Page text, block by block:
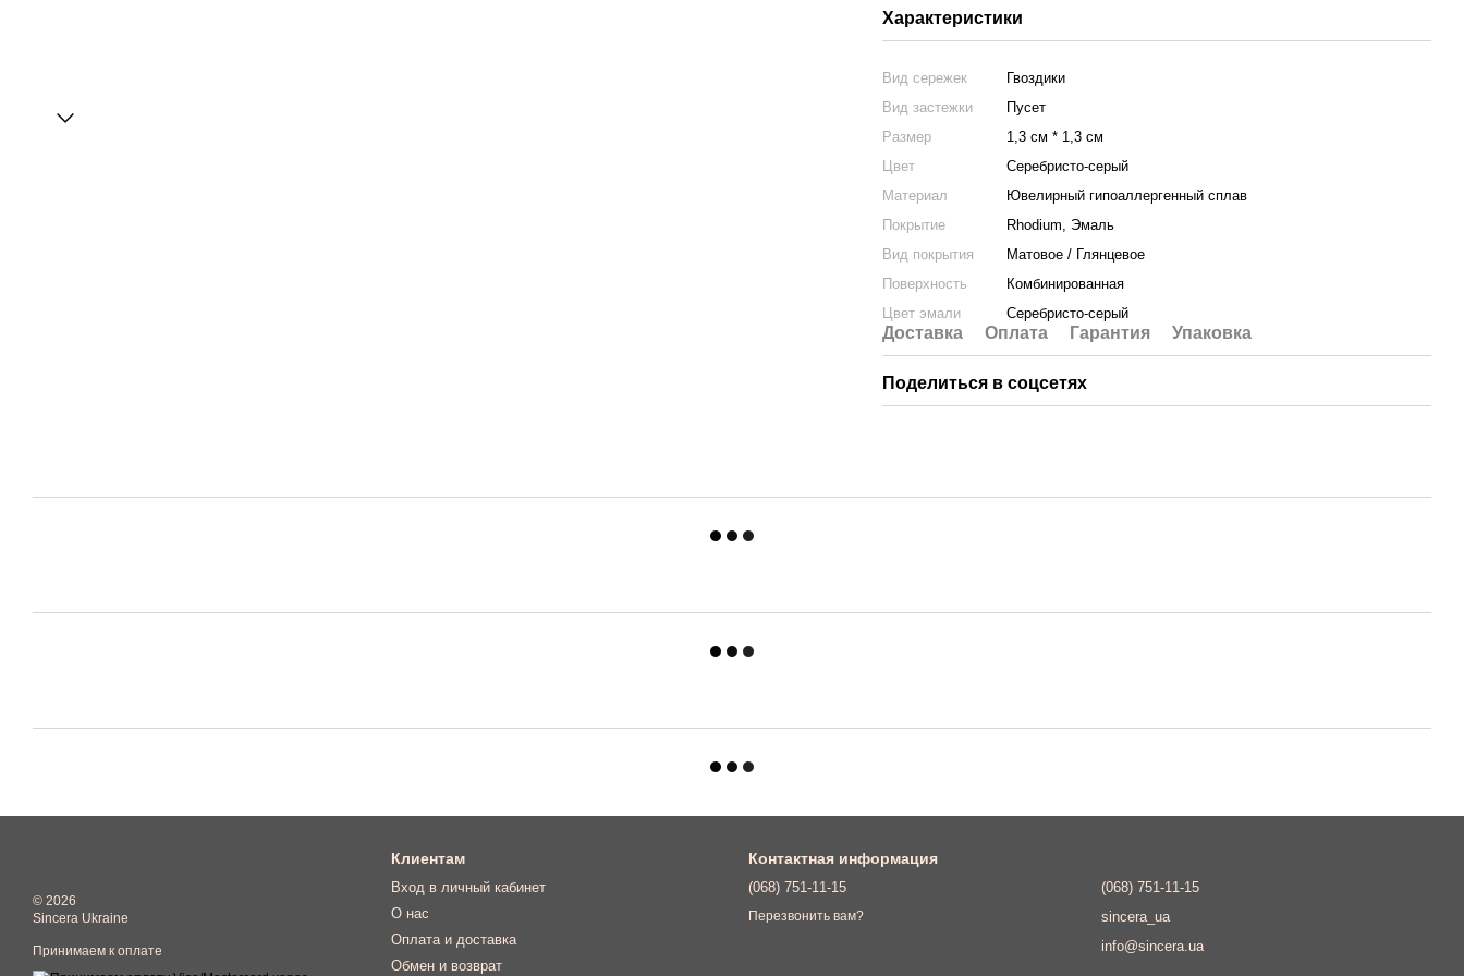
Характеристики
Вид сережек
Гвоздики
Вид застежки
Пусет
Размер
1,3 см * 1,3 см
Цвет
Серебристо-серый
Материал
Ювелирный гипоаллергенный сплав
Покрытие
Rhodium, Эмаль
Вид покрытия
Матовое / Глянцевое
Поверхность
Комбинированная
Цвет эмали
Серебристо-серый
Доставка Оплата Гарантия Упаковка
Поделиться в соцсетях
© 2026
Sincera Ukraine
Принимаем к оплате
Клиентам
Вход в личный кабинет
О нас
Оплата и доставка
Обмен и возврат
Контактная информация
(068) 751-11-15
Перезвонить вам?
(068) 751-11-15
sincera_ua
info@sincera.ua